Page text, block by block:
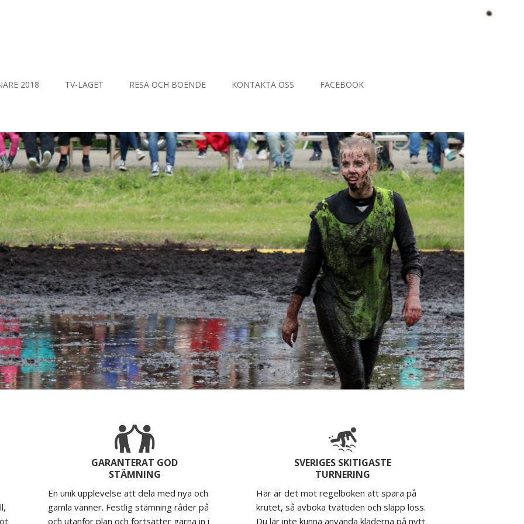
2018 TV-LAGET RESA OCH BOENDE KONTAKTA OSS FACEBOOK
GARANTERAT GOD
STÄMNING
En unik upplevelse att dela med nya och
gamla vänner. Festlig stämning råder på
och utanför plan och fortsätter gärna in i
SVERIGES SKITIGASTE
TURNERING
Här är det mot regelboken att spara på
krutet, så avboka tvättiden och släpp loss.
Du lär inte kunna använda kläderna på nytt